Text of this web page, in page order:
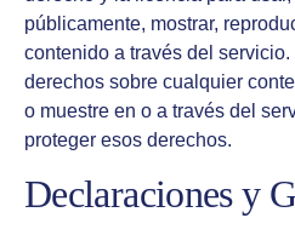
públicamente, mostrar,
contenido a través del
derechos sobre cualquier
o muestre en o a través del
proteger esos derechos.
Declaraciones y